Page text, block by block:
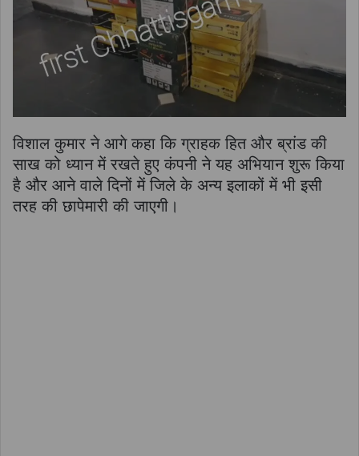
विशाल कुमार ने आगे कहा कि ग्राहक हित और ब्रांड की
साख को ध्यान में रखते हुए कंपनी ने यह अभियान शुरू किया
है और आने वाले दिनों में जिले के अन्य इलाकों में भी इसी
तरह की छापेमारी की जाएगी।